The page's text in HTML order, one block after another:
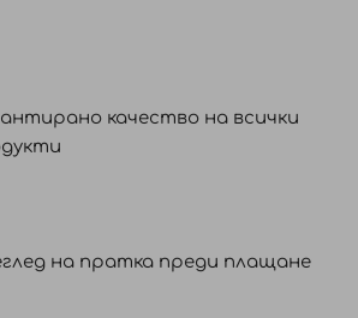
качество на всички
на пратка преди плащане